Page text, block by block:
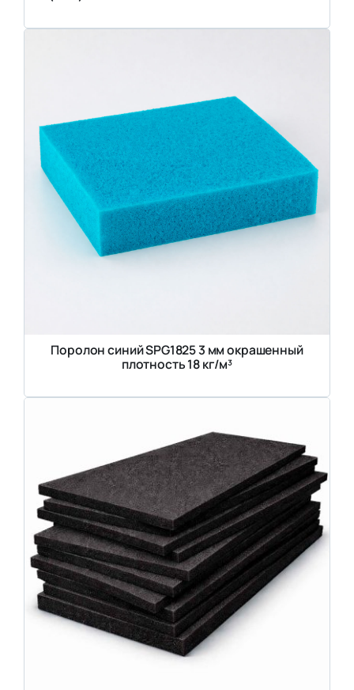
Поролон синий SPG1825 3 мм окрашенный
плотность 18 кг/м³